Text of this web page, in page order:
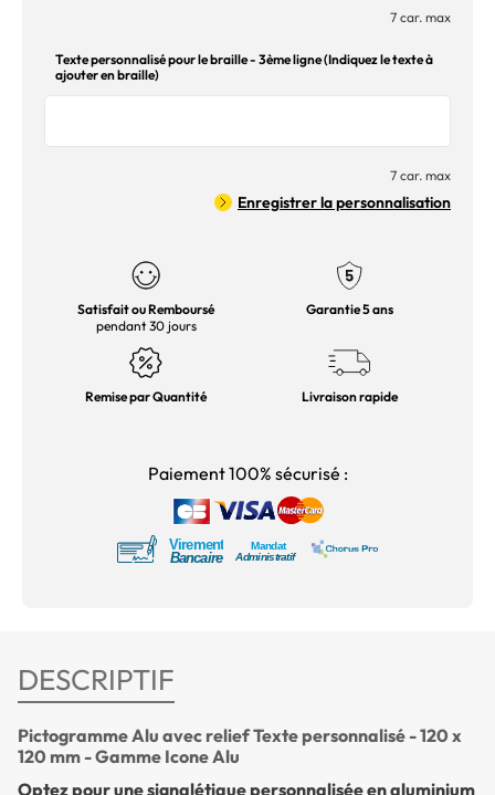
7 car. max
Texte personnalisé pour le braille - 3ème ligne (Indiquez le texte à
ajouter en braille)
7 car. max
Enregistrer la personnalisation
Satisfait ou Remboursé
pendant 30 jours
Garantie 5 ans
Remise par Quantité Livraison rapide
Paiement 100% sécurisé :
DESCRIPTIF
Pictogramme Alu avec relief Texte personnalisé - 120 x
120 mm - Gamme Icone Alu
Optez pour une signalétique personnalisée en aluminium